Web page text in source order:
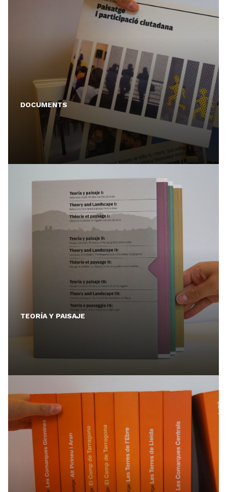
DOCUMENTS
TEORÍA Y PAISAJE